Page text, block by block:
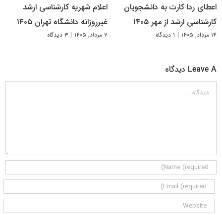
اعطای ردا کارت به دانشجویان
کارشناسی ارشد از مهر ۱۴۰۵
۱۴ مرداد, ۱۴۰۵ | ۱ دیدگاه
اعلام شهریه کارشناسی ارشد
غیرروزانه دانشگاه تهران ۱۴۰۵
۷ مرداد, ۱۴۰۵ | ۳ دیدگاه
Leave A دیدگاه
دیدگاه